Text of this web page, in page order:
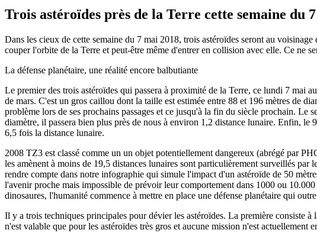
Trois astéroïdes près de la Terre cette semaine du
Dans les cieux de cette semaine du 7 mai 2018, trois astéroïdes seront au
couper l'orbite de la Terre et peut-être même d'entrer en collision avec elle. Ce ne
La défense planétaire, une réalité encore balbutiante
Le premier des trois astéroïdes qui passera à proximité de la Terre, ce lundi 7
de mars. C'est un gros caillou dont la taille est estimée entre 88 et 196 mètres de
problème lors de ses prochains passages et ce jusqu'à la fin du siècle prochain. Le
diamètre, il passera bien plus près de nous à environ 1,2 distance lunaire. Enfin,
6,5 fois la distance lunaire.
2008 TZ3 est classé comme un un objet potentiellement dangereux (abrégé par
les amènent à moins de 19,5 distances lunaires sont particulièrement surveillés
rendre compte dans notre infographie qui simule l'impact d'un astéroïde de 50
l'avenir proche mais impossible de prévoir leur comportement dans 1000 ou
dinosaures, l'humanité commence à mettre en place une défense planétaire qui
Il y a trois techniques principales pour dévier les astéroïdes. La première consiste
n'est valable que pour les astéroïdes très gros et aucune mission n'est